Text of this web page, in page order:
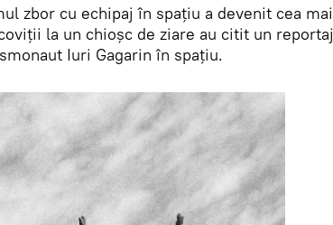
zbor cu echipaj în spațiu a devenit cea mai
la un chioșc de ziare au citit un reportaj
Iuri Gagarin în spațiu.